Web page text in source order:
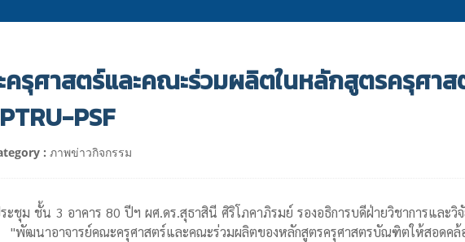
รุศาสตร์และคณะร่วมผลิตในหลักสูตรครุศา
PSF
: ภาพข่าวกิจกรรม
ม ชั้น 3 อาคาร 80 ปีฯ ผศ.ดร.สุธาสินี ศิริโภคาภิรมย์ รองอธิการบดีฝ่ายวิชาการและ
อาจารย์คณะครุศาสตร์และคณะร่วมผลิตของหลักสูตรครุศาสตรบัณฑิตให้สอดคล้อ